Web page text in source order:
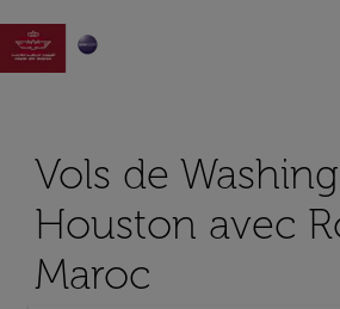

Vols de
Houston avec
Maroc